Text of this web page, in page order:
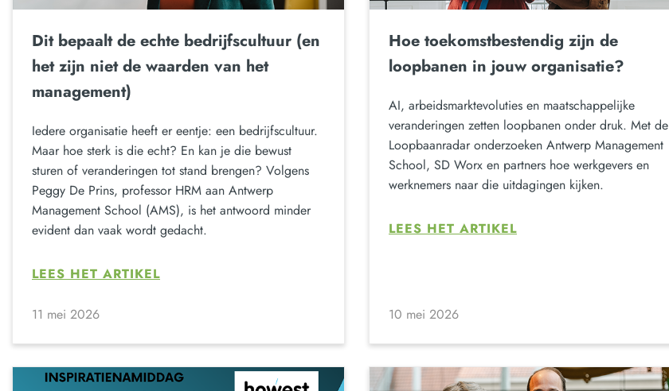
Dit bepaalt de echte bedrijfscultuur (en
het zijn niet de waarden van het
management)
Iedere organisatie heeft er eentje: een bedrijfscultuur.
Maar hoe sterk is die echt? En kan je die bewust
sturen of veranderingen tot stand brengen? Volgens
Peggy De Prins, professor HRM aan Antwerp
Management School (AMS), is het antwoord minder
evident dan vaak wordt gedacht.
LEES HET ARTIKEL
11 mei 2026
Hoe toekomstbestendig zijn de
loopbanen in jouw organisatie?
AI, arbeidsmarktevoluties en maatschappelijke
veranderingen zetten loopbanen onder druk. Met de
Loopbaanradar onderzoeken Antwerp Management
School, SD Worx en partners hoe werkgevers en
werknemers naar die uitdagingen kijken.
LEES HET ARTIKEL
10 mei 2026